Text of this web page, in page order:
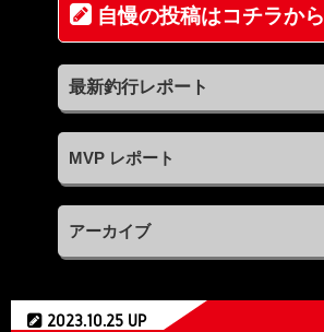
自慢の投稿はコチラから
MVP レポート
アーカイブ
2023.10.25 UP